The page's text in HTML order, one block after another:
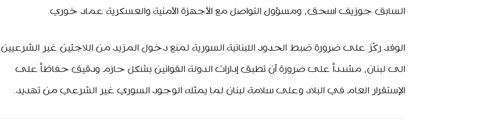
السابق جوزيف اسحق، ومسؤول التواصل مع الأجهزة الأمنية والعسكرية عماد خوري.
الوفد ركّز على ضرورة ضبط الحدود اللبنانية السورية لمنع دخول المزيد من اللاجئين غير الشرعيين
الى لبنان، مشدداً على ضرورة أن تطبق إدارات الدولة القوانين بشكل حازم ودقيق حفاظاً على
الإستقرار العام في البلاد وعلى سلامة لبنان لما يمثله الوجود السوري غير الشرعي من تهديد.